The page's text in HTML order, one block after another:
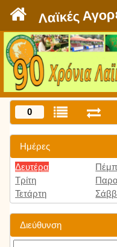
Λαϊκές
0
Ημέρες
Δευτέρα
Τρίτη
Τετάρτη
Διεύθυνση